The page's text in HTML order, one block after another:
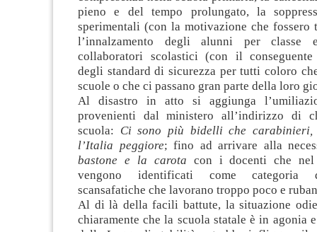
pieno e del tempo prolungato, la
sperimentali (con la motivazione che
l’innalzamento degli alunni per
collaboratori scolastici (con il conseguente
degli standard di sicurezza per tutti coloro
scuole o che ci passano gran parte della loro
Al disastro in atto si aggiunga
provenienti dal ministero all’indirizzo di
scuola: Ci sono più bidelli che
l’Italia peggiore; fino ad arrivare alla
bastone e la carota con i docenti che nel
vengono identificati come categoria
scansafatiche che lavorano troppo poco e
Al di là della facili battute, la situazione
chiaramente che la scuola statale è in agonia